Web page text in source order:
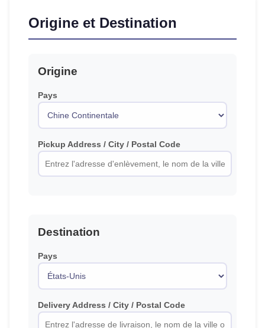
Origine et Destination
Origine
Pays
Pickup Address / City / Postal Code
Destination
Pays
Delivery Address / City / Postal Code